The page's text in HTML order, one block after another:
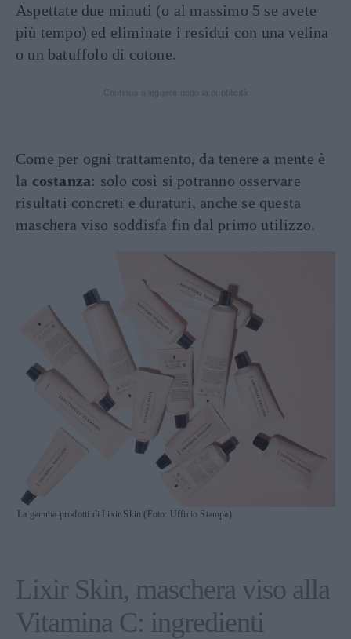
Aspettate due minuti (o al massimo 5 se avete
più tempo) ed eliminate i residui con una velina
o un batuffolo di cotone.
Come per ogni trattamento, da tenere a mente è
la costanza: solo così si potranno osservare
risultati concreti e duraturi, anche se questa
maschera viso soddisfa fin dal primo utilizzo.
La gamma prodotti di Lixir Skin (Foto: Ufficio Stampa)
Lixir Skin, maschera viso alla
Vitamina C: ingredienti